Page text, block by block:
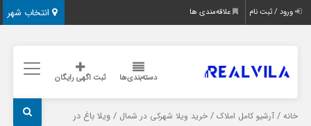
انتخاب شهر ورود / ثبت نام علاقه‌مندی ها
دسته‌بندی‌ها ثبت اگهی رایگان
خانه /آرشیو کامل املاک /خرید ویلا شهرکی در شمال / ویلا باغ در